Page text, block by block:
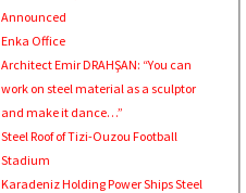
Announced
Enka Office
Architect Emir DRAHŞAN: “You can
work on steel material as a sculptor
and make it dance…”
Steel Roof of Tizi-Ouzou Football
Stadium
Karadeniz Holding Power Ships Steel